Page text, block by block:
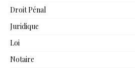
Droit Pénal
Juridique
Loi
Notaire